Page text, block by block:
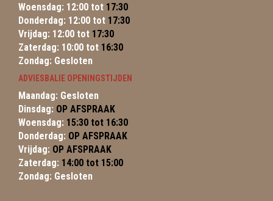
Woensdag: 12:00 tot 17:30
Donderdag: 12:00 tot 17:30
Vrijdag: 12:00 tot 17:30
Zaterdag: 10:00 tot 16:30
Zondag: Gesloten
ADVIESBALIE OPENINGSTIJDEN
Maandag: Gesloten
Dinsdag: OP AFSPRAAK
Woensdag: 15:30 tot 16:30
Donderdag: OP AFSPRAAK
Vrijdag: OP AFSPRAAK
Zaterdag: 14:00 tot 15:00
Zondag: Gesloten